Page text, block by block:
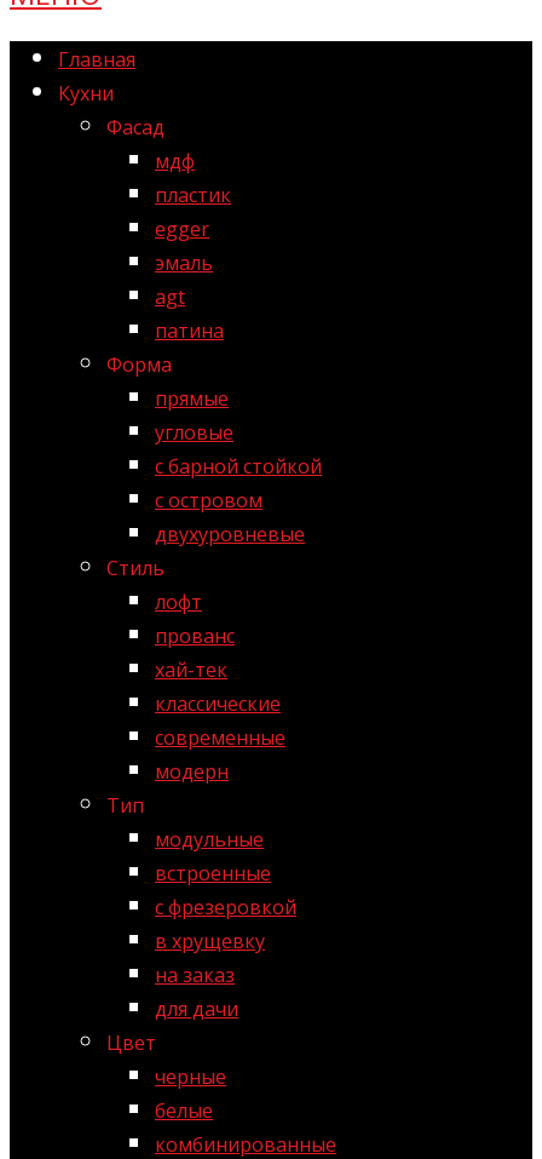
Главная
Кухни
Фасад
мдф
пластик
egger
эмаль
agt
патина
Форма
прямые
угловые
с барной стойкой
с островом
двухуровневые
Стиль
лофт
прованс
хай-тек
классические
современные
модерн
Тип
модульные
встроенные
с фрезеровкой
в хрущевку
на заказ
для дачи
Цвет
черные
белые
комбинированные